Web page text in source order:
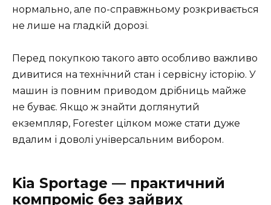
нормально, але по-справжньому розкривається
не лише на гладкій дорозі.
Перед покупкою такого авто особливо важливо
дивитися на технічний стан і сервісну історію. У
машин із повним приводом дрібниць майже
не буває. Якщо ж знайти доглянутий
екземпляр, Forester цілком може стати дуже
вдалим і доволі універсальним вибором.
Kia Sportage — практичний
компроміс без зайвих